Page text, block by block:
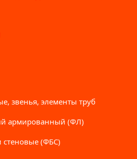
звенья, элементы труб
армированный (ФЛ)
(ФБС)